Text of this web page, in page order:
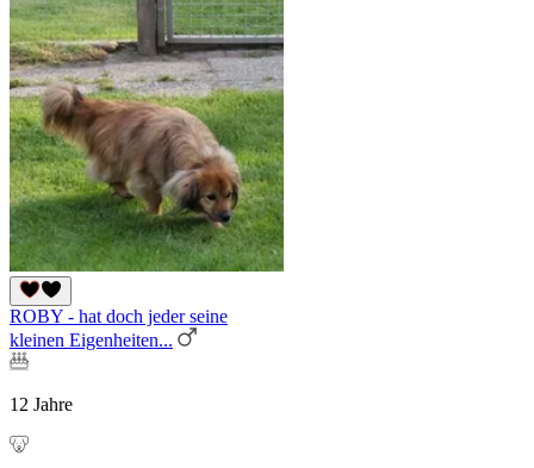
ROBY - hat doch jeder seine
kleinen Eigenheiten...
12 Jahre